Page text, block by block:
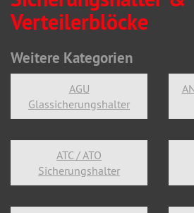
Verteilerblöcke
Weitere Kategorien
AGU
Glassicherungshalter
ATC / ATO
Sicherungshalter